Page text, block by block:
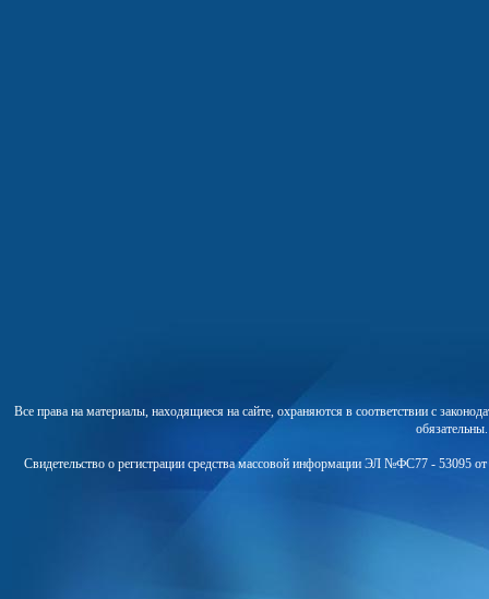
Все права на материалы, находящиеся на сайте, охраняются в соответствии с
Свидетельство о регистрации средства массовой информации ЭЛ №ФС77 - 53095